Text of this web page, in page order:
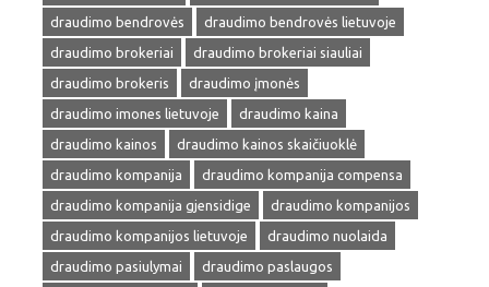
draudimo bendrovės
draudimo bendrovės lietuvoje
draudimo brokeriai
draudimo brokeriai siauliai
draudimo brokeris
draudimo įmonės
draudimo imones lietuvoje
draudimo kaina
draudimo kainos
draudimo kainos skaičiuoklė
draudimo kompanija
draudimo kompanija compensa
draudimo kompanija gjensidige
draudimo kompanijos
draudimo kompanijos lietuvoje
draudimo nuolaida
draudimo pasiulymai
draudimo paslaugos